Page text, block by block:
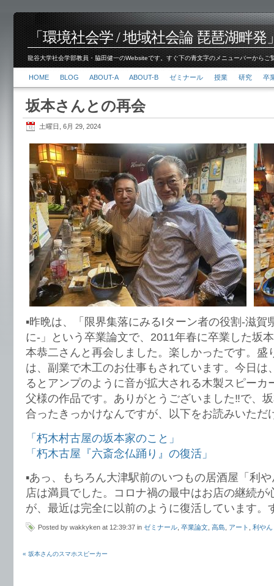
「環境社会学 / 地域社会論 琵琶湖畔発
龍谷大学社会学部教員・脇田健一のWebsiteです。すぐ下の青文字のメニューバーから
HOME BLOG ABOUT-A ABOUT-B ゼミナール 授業 研究 卒
坂本さんとの再会
土曜日, 6月 29, 2024
▪️昨晩は、「限界集落にみるIターン者の役割-滋賀
に-」という卒業論文で、2011年春に卒業した坂
本恭二さんと再会しました。楽しかったです。盛
は、副業で木工のお仕事もされています。今日は
るとアンプのように音が拡大される木製スピーカ
父様の作品です。ありがとうございました‼️で、
合ったきっかけなんですが、以下をお読みいただ
「朽木村古屋の坂本家のこと」
「朽木古屋『六斎念仏踊り』の復活」
▪️あっ、もちろん大津駅前のいつもの居酒屋「利
店は満員でした。コロナ禍の最中はお店の継続が
が、最近は完全に以前のように復活しています。
Posted by wakkyken at 12:39:37 in ゼミナール 卒業論文 高島 アート 利やん
« 坂本さんのスマホスピーカー